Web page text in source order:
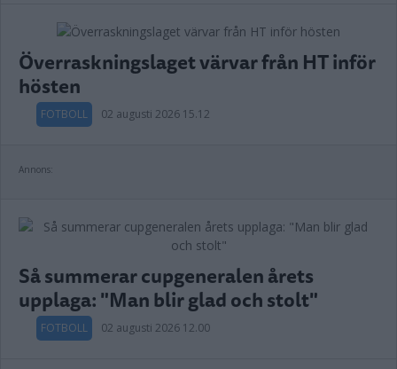
Överraskningslaget värvar från HT inför
hösten
FOTBOLL 02 augusti 2026 15.12
Annons:
Så summerar cupgeneralen årets
upplaga: "Man blir glad och stolt"
FOTBOLL 02 augusti 2026 12.00